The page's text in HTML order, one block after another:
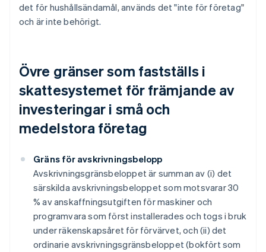
det för hushållsändamål, används det "inte för företag"
och är inte behörigt.
Övre gränser som fastställs i
skattesystemet för främjande av
investeringar i små och
medelstora företag
Gräns för avskrivningsbelopp
Avskrivningsgränsbeloppet är summan av (i) det
särskilda avskrivningsbeloppet som motsvarar 30
% av anskaffningsutgiften för maskiner och
programvara som först installerades och togs i bruk
under räkenskapsåret för förvärvet, och (ii) det
ordinarie avskrivningsgränsbeloppet (bokfört som